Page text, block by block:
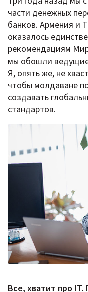
части денежных
банков. Армения и
оказалось
рекомендациям
мы обошли
Я, опять же, не
чтобы молдаване
создавать
стандартов.
Все, хватит про